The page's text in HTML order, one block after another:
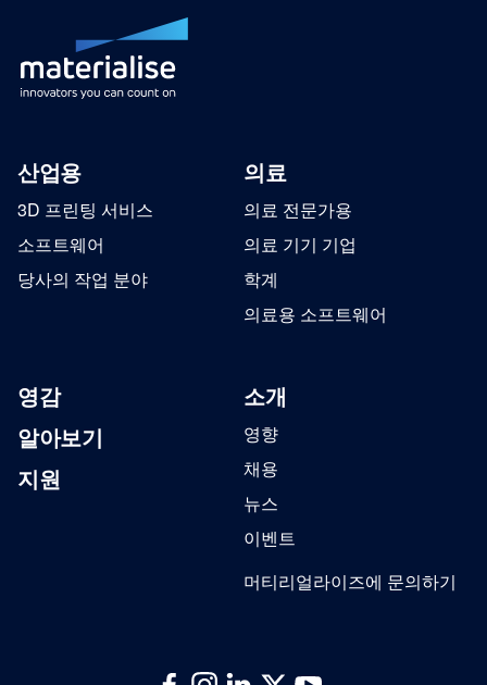
산업용
3D 프린팅 서비스
소프트웨어
당사의 작업 분야
의료
의료 전문가용
의료 기기 기업
학계
의료용 소프트웨어
영감
알아보기
지원
소개
영향
채용
뉴스
이벤트
머티리얼라이즈에 문의하기